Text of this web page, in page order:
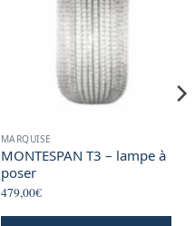
MARQUISE
MONTESPAN T3 – lampe à
poser
479,00€